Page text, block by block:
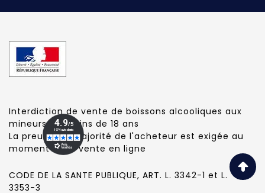
Interdiction de vente de boissons alcooliques aux
mineurs de moins de 18 ans
La preuve de majorité de l'acheteur est exigée au
moment de la vente en ligne
CODE DE LA SANTE PUBLIQUE, ART. L. 3342-1 et L.
3353-3